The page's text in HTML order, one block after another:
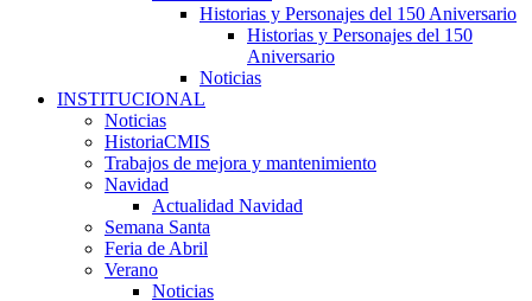
Historias y Personajes del 150 Aniversario
Historias y Personajes del 150
Aniversario
Noticias
INSTITUCIONAL
Noticias
HistoriaCMIS
Trabajos de mejora y mantenimiento
Navidad
Actualidad Navidad
Semana Santa
Feria de Abril
Verano
Noticias